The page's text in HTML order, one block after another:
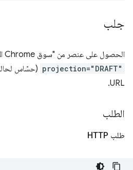
جلب
الحصول على عنصر من "سوق Chrome الإلكتروني" يُرجى تقديم
projection="DRAFT" (حسّاس
URL.
الطلب
طلب HTTP